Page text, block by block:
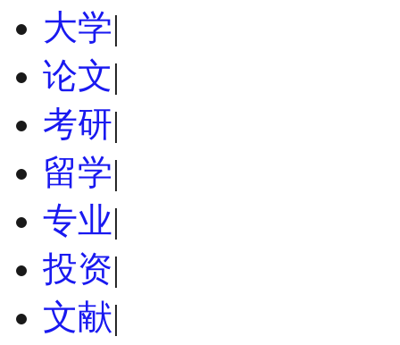
大学|
论文|
考研|
留学|
专业|
投资|
文献|